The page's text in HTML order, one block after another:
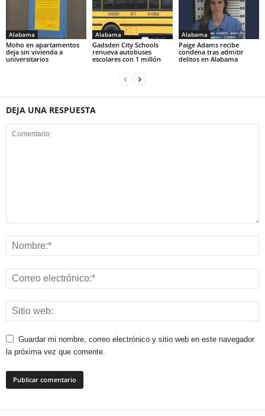
Alabama
Moho en apartamentos
deja sin vivienda a
universitarios
Alabama
Gadsden City Schools
renueva autobuses
escolares con 1 millón
Alabama
Paige Adams recibe
condena tras admitir
delitos en Alabama
DEJA UNA RESPUESTA
Guardar mi nombre, correo electrónico y sitio web en este navegador
la próxima vez que comente.